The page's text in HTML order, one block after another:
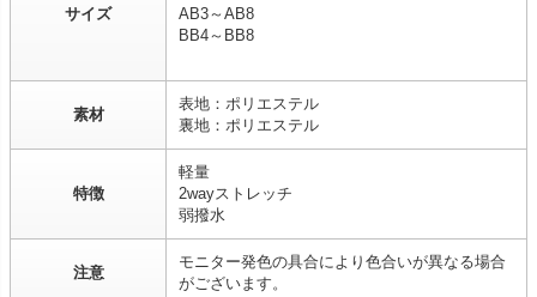
サイズ
AB3～AB8
BB4～BB8
素材
表地：ポリエステル
裏地：ポリエステル
特徴
軽量
2wayストレッチ
弱撥水
注意
モニター発色の具合により色合いが異なる場合
がございます。